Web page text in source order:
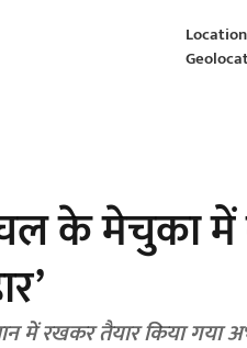
के मेचुका में
में रखकर तैयार किया गया